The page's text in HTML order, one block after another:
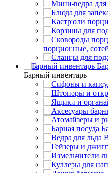
порционные,
Барный инвентарь